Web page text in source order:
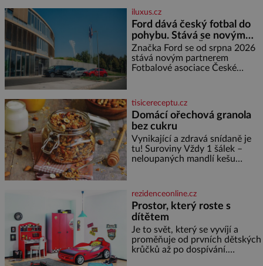
nemůže, protože žádné nemá,
spokojí se lupič s několika
měďáky a štůčky látky. Zraněná
žena pár dní nato umírá. Je to
muž nebývale krutý. Jeho činy
budí hrůzu ještě dlouho po jeho
smrti
iluxus.cz
Ford dává český fotbal do
pohybu. Stává se novým
partnerem FAČR
Značka Ford se od srpna 2026
stává novým partnerem
Fotbalové asociace České
asociace, reprezentačních týmů
i českého fotbalu v regionech.
Partner
tisicereceptu.cz
Domácí ořechová granola
bez cukru
Vynikající a zdravá snídaně je
tu! Suroviny Vždy 1 šálek –
neloupaných mandlí kešu
semínek dýně rozinek 3 šálky
ovesných vloček 1 lžíce mlet
rezidenceonline.cz
Prostor, který roste s
dítětem
Je to svět, který se vyvíjí a
proměňuje od prvních dětských
krůčků až po dospívání.